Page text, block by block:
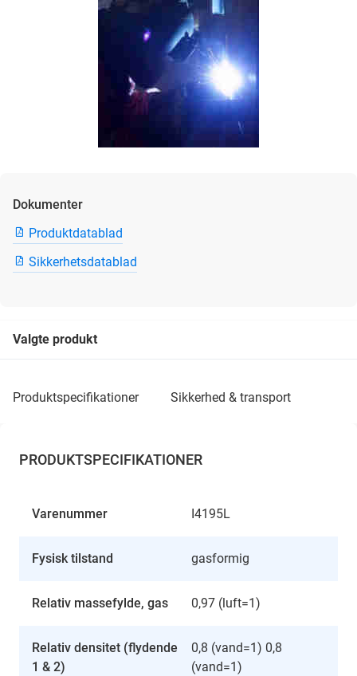
Dokumenter
Produktdatablad
Sikkerhetsdatablad
Valgte produkt
produktspecifikationer sikkerhed & transport
PRODUKTSPECIFIKATIONER
Varenummer I4195L
Fysisk tilstand gasformig
Relativ massefylde, gas 0,97 (luft=1)
Relativ densitet (flydende
1 & 2)
0,8 (vand=1) 0,8
(vand=1)